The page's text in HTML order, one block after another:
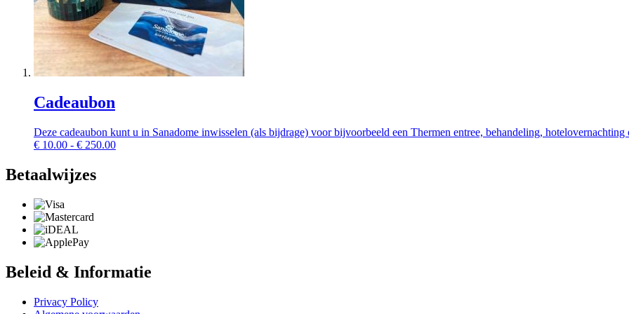
Cadeaubon
Deze cadeaubon kunt u in Sanadome inwisselen (als bijdrage) voor bijvoorbeeld een Thermen entree, behandeling, hotelovernachting
€ 10.00 - € 250.00
Betaalwijzes
Beleid & Informatie
Privacy Policy